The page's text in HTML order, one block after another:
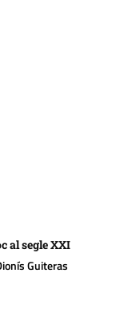
al segle XXI
Guiteras